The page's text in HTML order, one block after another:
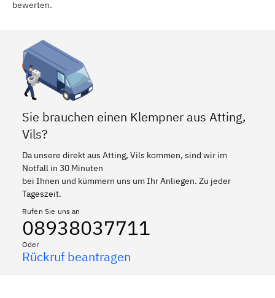
bewerten.
Sie brauchen einen Klempner aus Atting,
Vils?
Da unsere direkt aus Atting, Vils kommen, sind wir im
Notfall in 30 Minuten
bei Ihnen und kümmern uns um Ihr Anliegen. Zu jeder
Tageszeit.
Rufen Sie uns an
08938037711
Oder
Rückruf beantragen